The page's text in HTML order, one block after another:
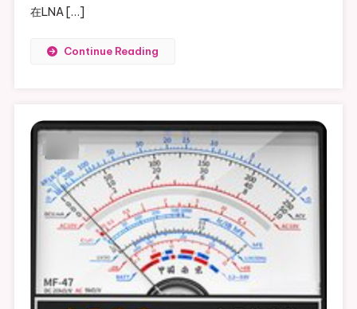
在LNA […]
Continue Reading